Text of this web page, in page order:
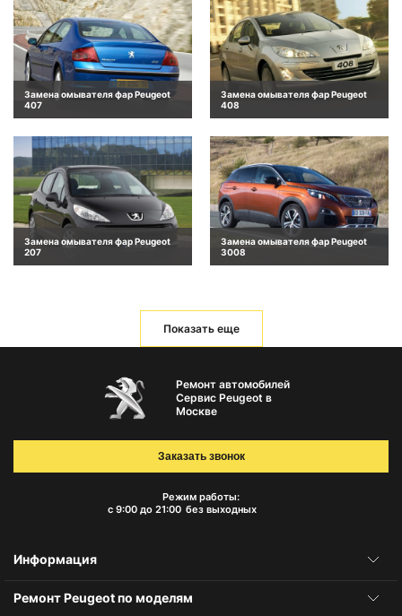
Замена омывателя фар Peugeot
407
Замена омывателя фар Peugeot
408
Замена омывателя фар Peugeot
207
Замена омывателя фар Peugeot
3008
Показать еще
Ремонт автомобилей
Сервис Peugeot в
Москве
Режим работы:
с 9:00 до 21:00 без выходных
Заказать звонок
Информация
Ремонт Peugeot по моделям